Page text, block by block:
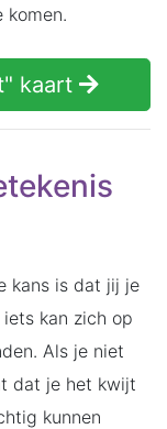
komen.
kaart
kans is dat jij je
kan zich op
Als je niet
dat je het kwijt
kunnen